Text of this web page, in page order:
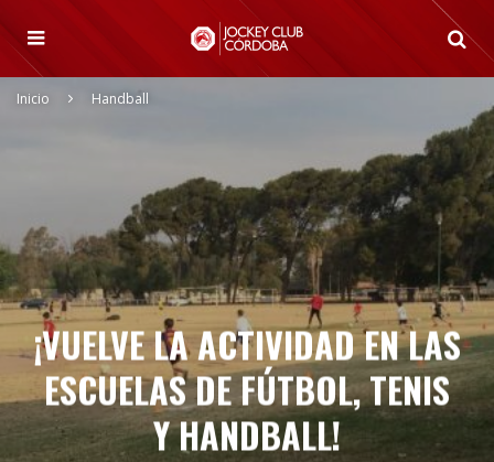
Inicio Handball
¡VUELVE LA ACTIVIDAD EN LAS
ESCUELAS DE FÚTBOL, TENIS
Y HANDBALL!